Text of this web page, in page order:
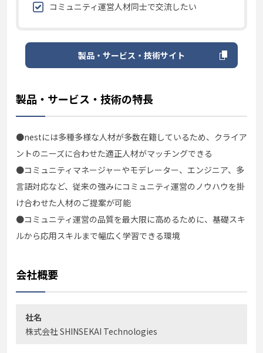
コミュニティ運営人材同士で交流したい
製品・サービス・技術サイト
製品・サービス・技術の特長
●nestには多種多様な人材が多数在籍しているため、クライア
ントのニーズに合わせた適正人材がマッチングできる
●コミュニティマネージャーやモデレーター、エンジニア、多
言語対応など、従来の強みにコミュニティ運営のノウハウを掛
け合わせた人材のご提案が可能
●コミュニティ運営の品質を最大限に高めるために、基礎スキ
ルから応用スキルまで幅広く学習できる環境
会社概要
社名
株式会社 SHINSEKAI Technologies